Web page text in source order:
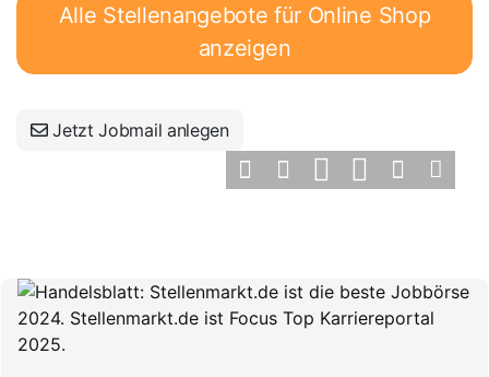
Alle Stellenangebote für Online Shop
anzeigen
Jetzt Jobmail anlegen